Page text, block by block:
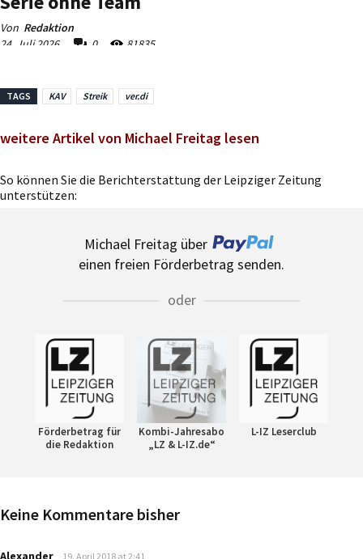
TAGS KAV Streik ver.di
weitere Artikel von Michael Freitag lesen
So können Sie die Berichterstattung der Leipziger Zeitung
unterstützen:
Michael Freitag über
einen freien Förderbetrag senden.
oder
Förderbetrag für
die Redaktion
Kombi-Jahresabo
„LZ & L-IZ.de“
L-IZ Leserclub
Keine Kommentare bisher
Alexander says:
19. April 2018 at 2:41